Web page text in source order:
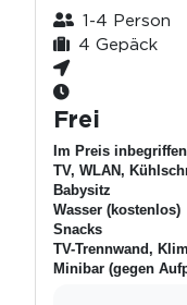
1-4 Person
4 Gepäck
Frei
Im Preis
TV, WLAN,
Babysitz
Wasser (kostenlos)
Snacks
TV-Trennwand,
Minibar (gegen